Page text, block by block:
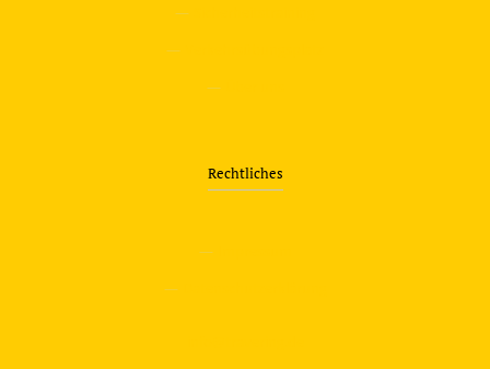
—
—
—
Rechtliches
—
—